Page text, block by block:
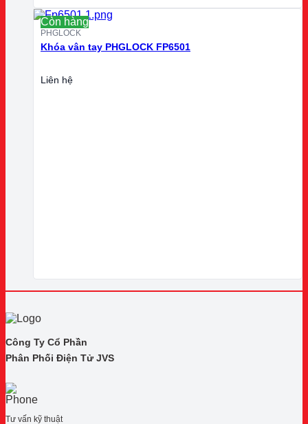
Còn hàng
PHGLOCK
Khóa vân tay PHGLOCK FP6501
Liên hệ
Công Ty Cổ Phần
Phân Phối Điện Tử JVS
Tư vấn kỹ thuật